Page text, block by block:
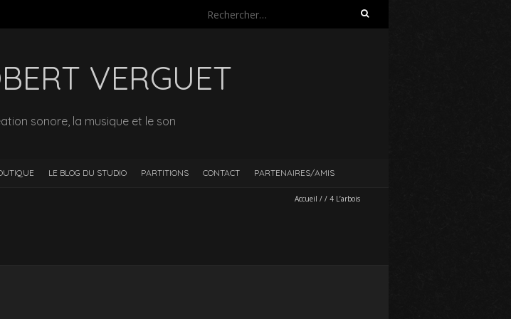
Rechercher :
VERGUET
sonore, la musique et le son
LE BLOG DU STUDIO PARTITIONS CONTACT PARTENAIRES/AMIS
Accueil / / 4 L’arbois